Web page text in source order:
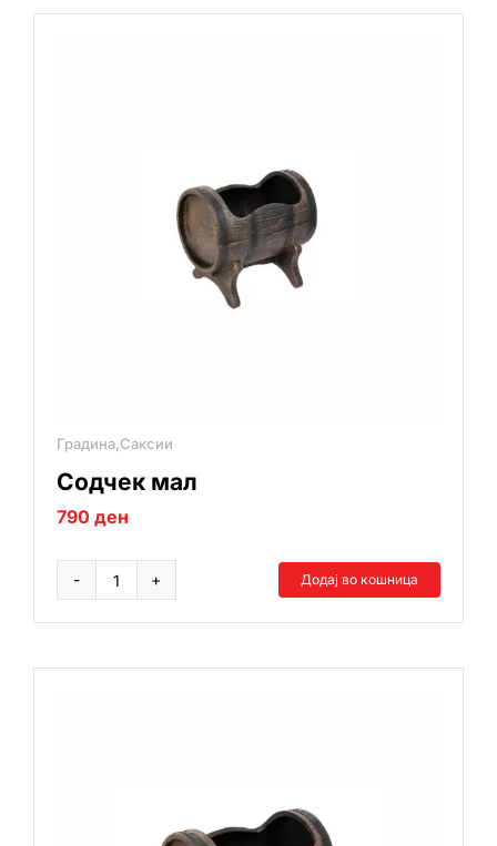
Градина,Саксии
Содчек мал
790 ден
Содчек
Додај во кошница